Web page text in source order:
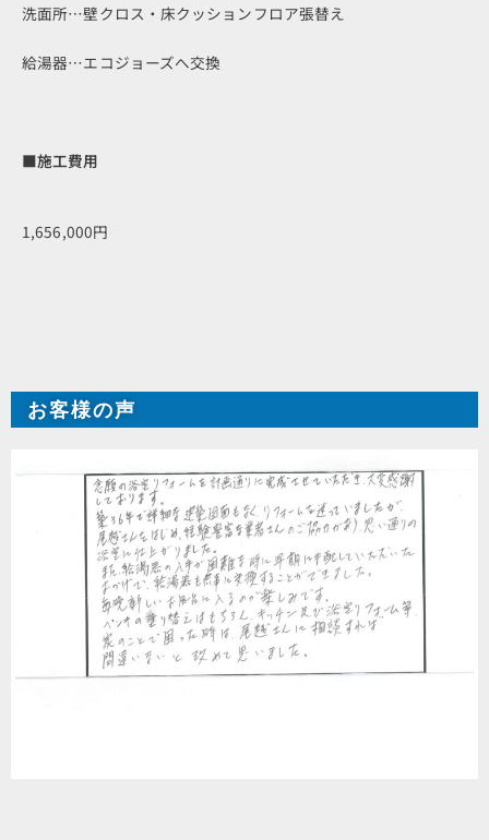
洗面所…壁クロス・床クッションフロア張替え
給湯器…エコジョーズへ交換
■施工費用
1,656,000円
お客様の声